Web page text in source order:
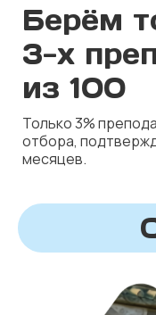
Берём
3-х
из 100
Только3%
отбора,
месяцев.